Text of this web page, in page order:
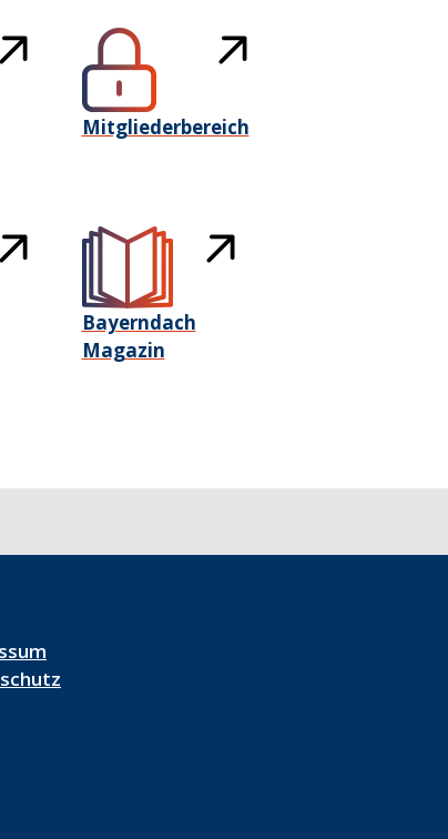
Mitgliederbereich
Bayerndach
Magazin